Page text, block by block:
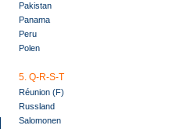
Pakistan
Panama
Peru
Polen
5. Q-R-S-T
Réunion (F)
Russland
Salomonen